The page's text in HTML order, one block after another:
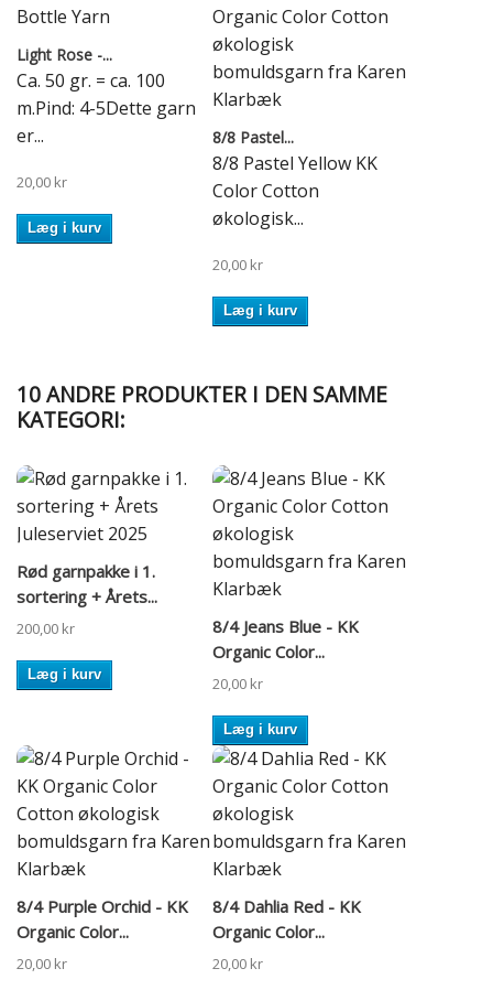
Light Rose -...
Ca. 50 gr. = ca. 100
m.Pind: 4-5Dette garn
er...
20,00 kr
Læg i kurv
8/8 Pastel...
8/8 Pastel Yellow KK
Color Cotton
økologisk...
20,00 kr
Læg i kurv
10 ANDRE PRODUKTER I DEN SAMME
KATEGORI:
Rød garnpakke i 1.
sortering + Årets...
200,00 kr
Læg i kurv
8/4 Jeans Blue - KK
Organic Color...
20,00 kr
Læg i kurv
8/4 Purple Orchid - KK
Organic Color...
20,00 kr
8/4 Dahlia Red - KK
Organic Color...
20,00 kr